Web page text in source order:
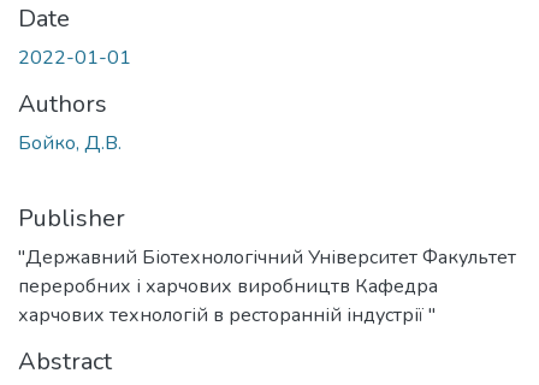
Date
2022-01-01
Authors
Бойко, Д.В.
Publisher
"Державний Біотехнологічний Університет Факультет
переробних і харчових виробництв Кафедра
харчових технологій в ресторанній індустрії "
Abstract